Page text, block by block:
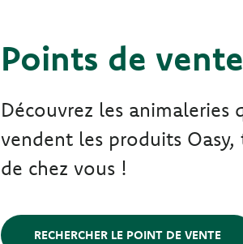
Points de
Découvrez les animaleries
vendent les produits
de chez vous !
RECHERCHER LE POINT DE VENTE